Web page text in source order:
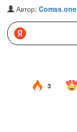
Автор: Comss.one